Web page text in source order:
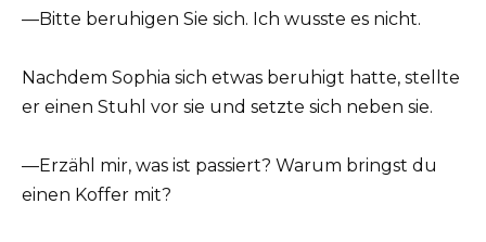
—Bitte beruhigen Sie sich. Ich wusste es nicht.
Nachdem Sophia sich etwas beruhigt hatte, stellte
er einen Stuhl vor sie und setzte sich neben sie.
—Erzähl mir, was ist passiert? Warum bringst du
einen Koffer mit?